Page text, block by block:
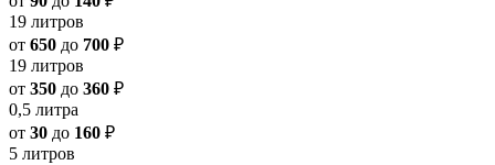
19 литров
от 650 до 700 ₽
19 литров
от 350 до 360 ₽
0,5 литра
от 30 до 160 ₽
5 литров